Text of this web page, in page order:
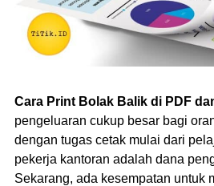
Cara Print Bolak Balik di PDF
pengeluaran cukup besar bagi
dengan tugas cetak mulai dari
pekerja kantoran adalah dana
Sekarang, ada kesempatan untuk